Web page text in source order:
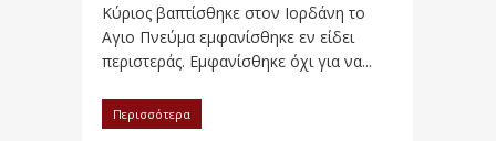
Κύριος βαπτίσθηκε στον Ιορδάνη το
Αγιο Πνεύμα εμφανίσθηκε εν είδει
περιστεράς. Εμφανίσθηκε όχι για να...
Περισσότερα